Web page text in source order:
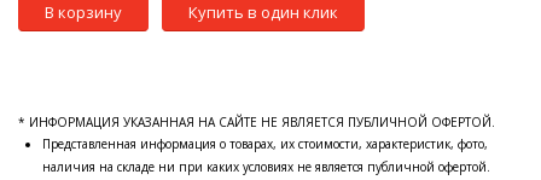
В корзину Купить в один клик
* ИНФОРМАЦИЯ УКАЗАННАЯ НА САЙТЕ НЕ ЯВЛЯЕТСЯ ПУБЛИЧНОЙ ОФЕРТОЙ.
Представленная информация о товарах, их стоимости, характеристик, фото,
наличия на складе ни при каких условиях не является публичной офертой.